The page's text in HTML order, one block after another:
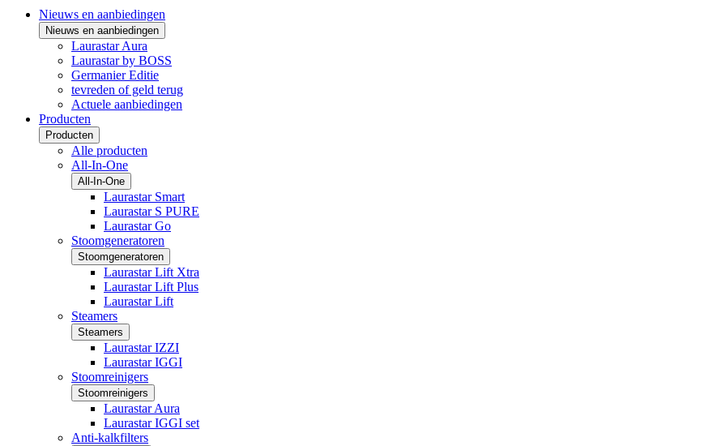
Nieuws en aanbiedingen
Nieuws en aanbiedingen
Laurastar Aura
Laurastar by BOSS
Germanier Editie
tevreden of geld terug
Actuele aanbiedingen
Producten
Producten
Alle producten
All-In-One
All-In-One
Laurastar Smart
Laurastar S PURE
Laurastar Go
Stoomgeneratoren
Stoomgeneratoren
Laurastar Lift Xtra
Laurastar Lift Plus
Laurastar Lift
Steamers
Steamers
Laurastar IZZI
Laurastar IGGI
Stoomreinigers
Stoomreinigers
Laurastar Aura
Laurastar IGGI set
Anti-kalkfilters